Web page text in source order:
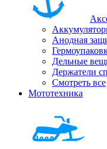
Анодная
Дельные
Держатели
Смотреть все
Мототехника